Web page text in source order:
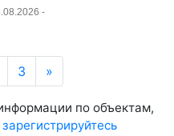
-
3 »
по объектам,
зарегистрируйтесь